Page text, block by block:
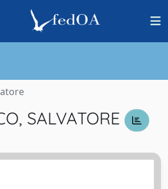
SALVATORE